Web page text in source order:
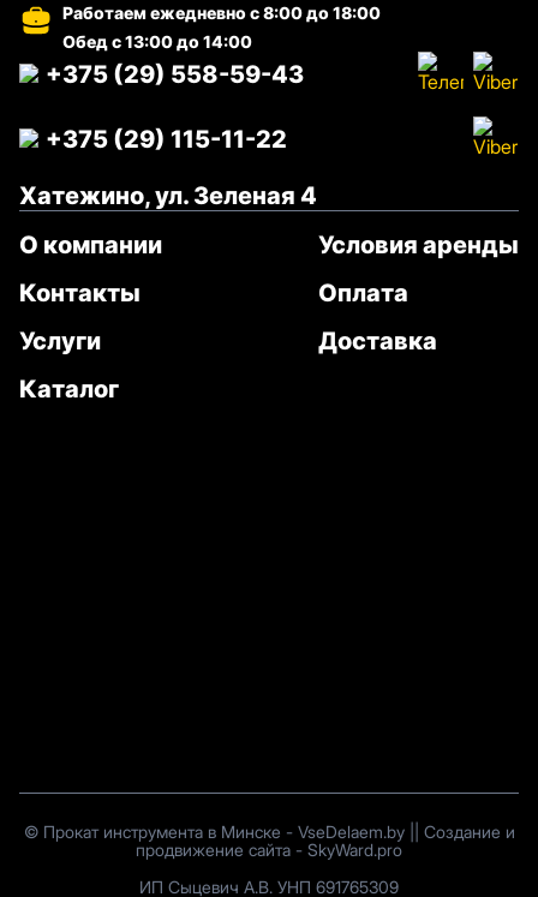
Работаем ежедневнос 8:00 до 18:00
Обед с 13:00 до 14:00
О компании
Контакты
Услуги
Каталог
Условия аренды
Оплата
Доставка
+375 (29) 558-59-43
+375 (29) 115-11-22
Хатежино, ул. Зеленая 4
© Прокат инструмента в Минске - VseDelaem.by|| Создание и
продвижение сайта - SkyWard.pro
ИП Сыцевич А.В. УНП 691765309